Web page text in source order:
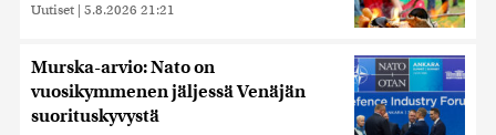
Uutiset | 5.8.2026 21:21
Murska-arvio: Nato on
vuosikymmenen jäljessä Venäjän
suorituskyvystä